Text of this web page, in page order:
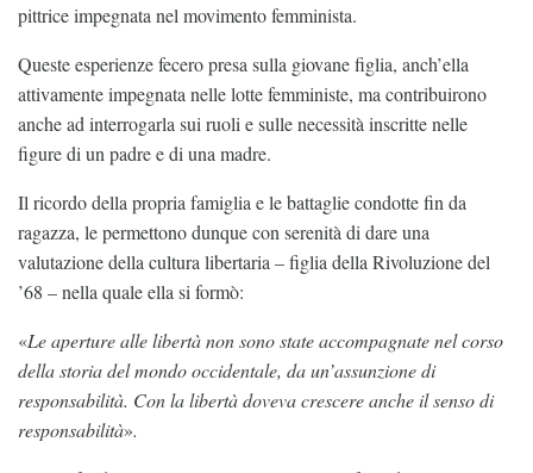
pittrice impegnata nel movimento femminista.
Queste esperienze fecero presa sulla giovane figlia, anch’ella
attivamente impegnata nelle lotte femministe, ma contribuirono
anche ad interrogarla sui ruoli e sulle necessità inscritte nelle
figure di un padre e di una madre.
Il ricordo della propria famiglia e le battaglie condotte fin da
ragazza, le permettono dunque con serenità di dare una
valutazione della cultura libertaria – figlia della Rivoluzione del
’68 – nella quale ella si formò:
«Le aperture alle libertà non sono state accompagnate nel corso
della storia del mondo occidentale, da un’assunzione di
responsabilità. Con la libertà doveva crescere anche il senso di
responsabilità».